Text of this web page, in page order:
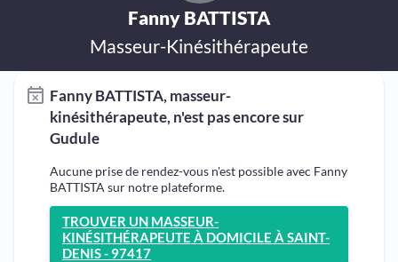
Fanny BATTISTA
Masseur-Kinésithérapeute
Fanny BATTISTA, masseur-
kinésithérapeute, n'est pas encore sur
Gudule
Aucune prise de rendez-vous n'est possible avec Fanny
BATTISTA sur notre plateforme.
TROUVER UN MASSEUR-
KINÉSITHÉRAPEUTE À DOMICILE À SAINT-
DENIS - 97417